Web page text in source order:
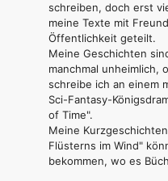
schreiben, doch erst
meine Texte mit
Öffentlichkeit geteilt.
Meine Geschichten
manchmal unheimlich,
schreibe ich an einem
Sci-Fantasy-
of Time".
Meine
Flüsterns im Wind"
bekommen, wo es